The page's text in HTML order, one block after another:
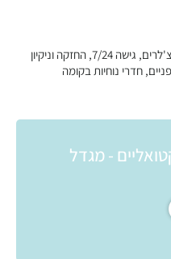
שומר בלובי, שמירה 7/24, חשמל מיזוג צ'לרים, גישה 7/24, החזקה וניקיון
חדרי נוחיות בקומה
- מגדל